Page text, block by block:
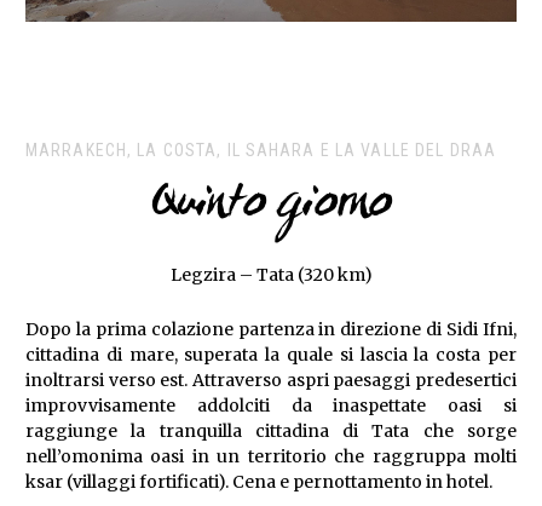
MARRAKECH, LA COSTA, IL SAHARA E LA VALLE DEL DRAA
Quinto giorno
Legzira – Tata (320 km)
Dopo la prima colazione partenza in direzione di Sidi Ifni,
cittadina di mare, superata la quale si lascia la costa per
inoltrarsi verso est. Attraverso aspri paesaggi predesertici
improvvisamente addolciti da inaspettate oasi si
raggiunge la tranquilla cittadina di Tata che sorge
nell’omonima oasi in un territorio che raggruppa molti
ksar (villaggi fortificati). Cena e pernottamento in hotel.